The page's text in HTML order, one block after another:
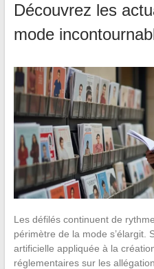
Découvrez les
mode
Les défilés continuent de
périmètre de la mode s’élargit.
artificielle appliquée à la
réglementaires sur les